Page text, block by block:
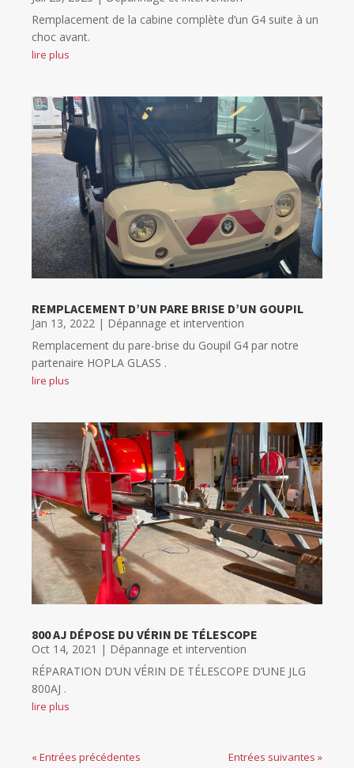
Remplacement de la cabine complète d’un G4 suite à un
choc avant.
lire plus
REMPLACEMENT D’UN PARE BRISE D’UN GOUPIL
Jan 13, 2022 | Dépannage et intervention
Remplacement du pare-brise du Goupil G4 par notre
partenaire HOPLA GLASS .
lire plus
800 AJ DÉPOSE DU VÉRIN DE TÉLESCOPE
Oct 14, 2021 | Dépannage et intervention
RÉPARATION D’UN VÉRIN DE TÉLESCOPE D’UNE JLG
800AJ .
lire plus
« Entrées précédentes Entrées suivantes »